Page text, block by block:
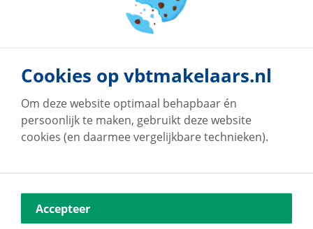
helmond@vbtmakelaars.nl
Naar vestiging
Vestdijk 180
5611 CZ Eindhoven
040-2696949
Cookies op vbtmakelaars.nl
Om deze website optimaal behapbaar én
persoonlijk te maken, gebruikt deze website
cookies (en daarmee vergelijkbare technieken).
Accepteer